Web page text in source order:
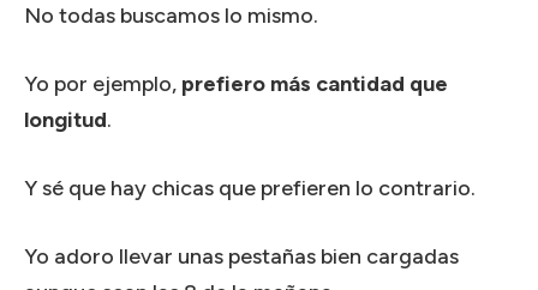
No todas buscamos lo mismo.
Yo por ejemplo, prefiero más cantidad que
longitud.
Y sé que hay chicas que prefieren lo contrario.
Yo adoro llevar unas pestañas bien cargadas